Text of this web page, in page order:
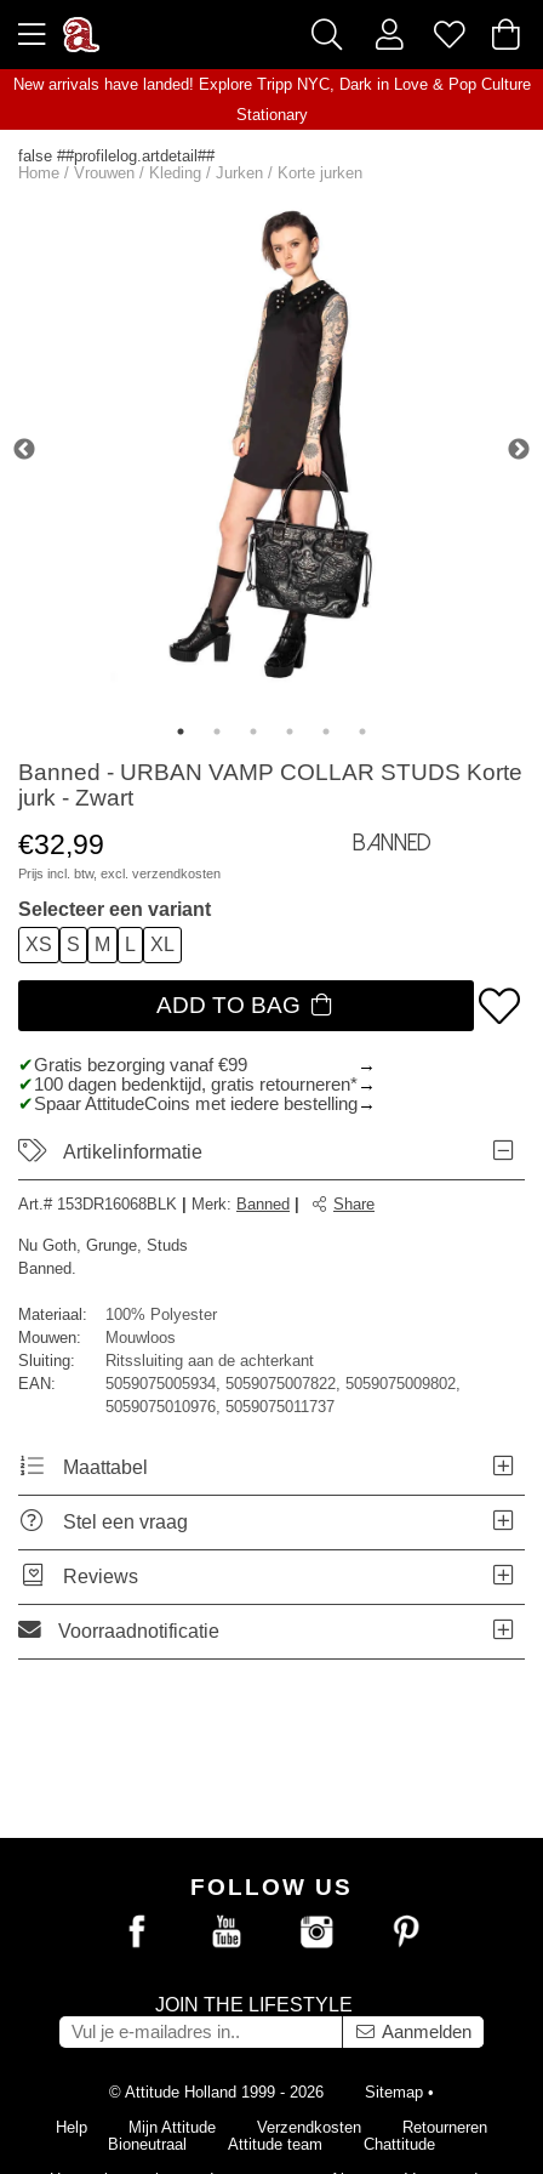
New arrivals have landed! Explore Tripp NYC, Dark in Love& Pop Culture
Stationary
false ##profilelog.artdetail##
Home / Vrouwen / Kleding / Jurken / Korte jurken
Banned - URBAN VAMP COLLAR STUDS Korte
jurk - Zwart
€32,99
Prijs incl. btw, excl. verzendkosten
Banned
Selecteer een variant
XS
S M L XL
ADD TO BAG
Gratis bezorging vanaf €99
100 dagen bedenktijd, gratis retourneren*
Spaar AttitudeCoins met iedere bestelling
Artikelinformatie
Art.# 153DR16068BLK Merk: Banned Share
Nu Goth, Grunge, Studs
Banned.
Materiaal:
100% Polyester
Mouwen:
Mouwloos
Sluiting:
Ritssluiting aan de achterkant
EAN:
5059075005934, 5059075007822, 5059075009802,
5059075010976, 5059075011737
Maattabel
Stel een vraag
Reviews
Voorraadnotificatie
FOLLOW US
JOIN THE LIFESTYLE
Aanmelden
© Attitude Holland 1999 - 2026 Sitemap •
Help
Mijn Attitude Verzendkosten
Retourneren
Bioneutraal
Attitude team
Chattitude